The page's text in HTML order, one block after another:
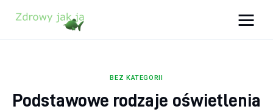
Zdrowy jak ja
BEZ KATEGORII
Podstawowe rodzaje oświetlenia